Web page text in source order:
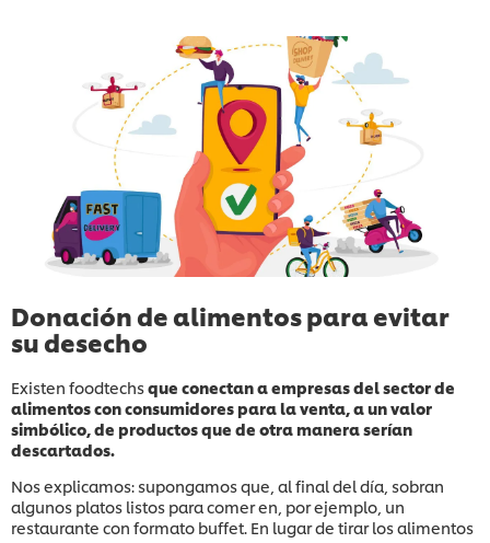
Donación de alimentos para evitar
su desecho
Existen foodtechsque conectan a empresas del sector de
alimentos con consumidores para la venta, a un valor
simbólico, de productos que de otra manera serían
descartados.
Nos explicamos: supongamos que, al final del día, sobran
algunos platos listos para comer en, por ejemplo, un
restaurante con formato buffet. En lugar de tirar los alimentos